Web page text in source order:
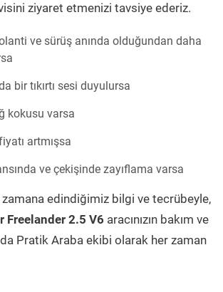
ziyaret etmenizi tavsiye ederiz.
ve sürüş anında olduğundan daha
bir tıkırtı sesi duyulursa
kokusu varsa
artmışsa
ve çekişinde zayıflama varsa
zamana edindiğimiz bilgi ve tecrübeyle,
Freelander 2.5 V6 aracınızın bakım ve
Pratik Araba ekibi olarak her zaman